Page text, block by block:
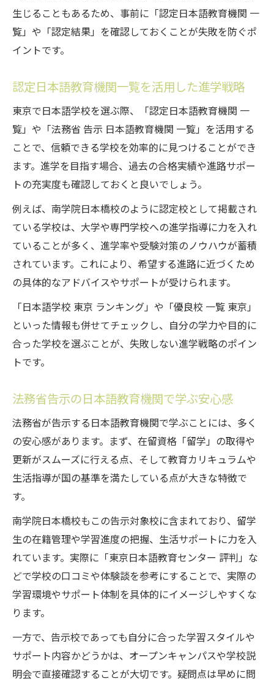
生じることもあるため、事前に「認定日本語教育機関 一
覧」や「認定結果」を確認しておくことが失敗を防ぐポ
イントです。
認定日本語教育機関一覧を活用した進学戦略
東京で日本語学校を選ぶ際、「認定日本語教育機関 一
覧」や「法務省 告示 日本語教育機関 一覧」を活用する
ことで、信頼できる学校を効率的に見つけることができ
ます。進学を目指す場合、過去の合格実績や進路サポー
トの充実度も確認しておくと良いでしょう。
例えば、南学院日本橋校のように認定校として掲載され
ている学校は、大学や専門学校への進学指導に力を入れ
ていることが多く、進学率や受験対策のノウハウが蓄積
されています。これにより、希望する進路に近づくため
の具体的なアドバイスやサポートが受けられます。
「日本語学校 東京 ランキング」や「優良校 一覧 東京」
といった情報も併せてチェックし、自分の学力や目的に
合った学校を選ぶことが、失敗しない進学戦略のポイン
トです。
法務省告示の日本語教育機関で学ぶ安心感
法務省が告示する日本語教育機関で学ぶことには、多く
の安心感があります。まず、在留資格「留学」の取得や
更新がスムーズに行える点、そして教育カリキュラムや
生活指導が国の基準を満たしている点が大きな特徴で
す。
南学院日本橋校もこの告示対象校に含まれており、留学
生の在籍管理や学習進度の把握、生活サポートに力を入
れています。実際に「東京日本語教育センター 評判」な
どで学校の口コミや体験談を参考にすることで、実際の
学習環境やサポート体制を具体的にイメージしやすくな
ります。
一方で、告示校であっても自分に合った学習スタイルや
サポート内容かどうかは、オープンキャンパスや学校説
明会で直接確認することが大切です。疑問点は早めに問